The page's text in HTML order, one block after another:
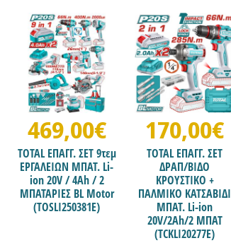
469,00€
TOTAL ΕΠΑΓΓ. ΣΕΤ 9τεμ
ΕΡΓΑΛΕΙΩΝ ΜΠΑΤ. Li-
ion 20V / 4Ah / 2
ΜΠΑΤΑΡΙΕΣ BL Motor
(TOSLI250381E)
170,00€
TOTAL ΕΠΑΓΓ. ΣΕΤ
ΔΡΑΠ/ΒΙΔΟ
ΚΡΟΥΣΤΙΚΟ +
ΠΑΛΜΙΚΟ ΚΑΤΣΑΒΙΔΙ
ΜΠΑΤ. Li-ion
20V/2Ah/2 ΜΠΑΤ
(TCKLI20277E)